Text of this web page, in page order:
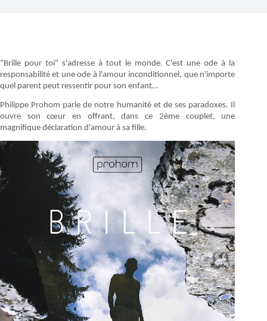
"Brille pour toi" s'adresse à tout le monde. C'est une ode à la
responsabilité et une ode à l'amour inconditionnel, que n'importe
quel parent peut ressentir pour son enfant…
Philippe Prohom parle de notre humanité et de ses paradoxes. Il
ouvre son cœur en offrant, dans ce 2ème couplet, une
magnifique déclaration d'amour à sa fille.